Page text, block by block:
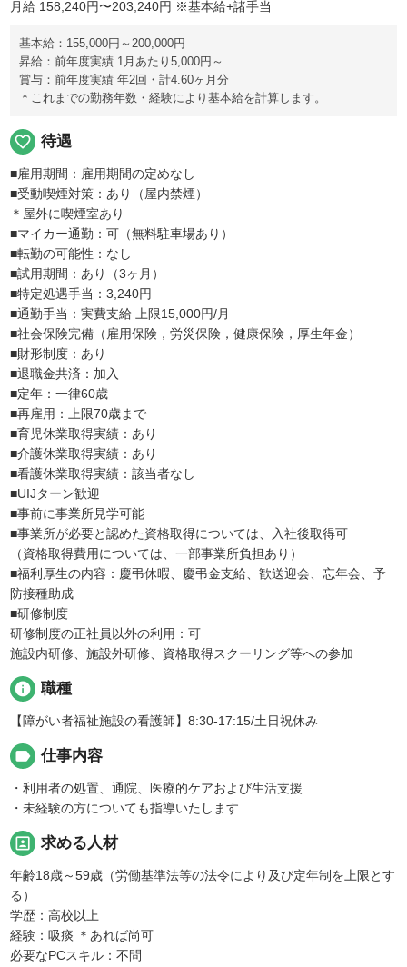
月給 158,240円〜203,240円 ※基本給+諸手当
基本給：155,000円～200,000円
昇給：前年度実績 1月あたり5,000円～
賞与：前年度実績 年2回・計4.60ヶ月分
＊これまでの勤務年数・経験により基本給を計算します。
favorite_border 待遇
■雇用期間：雇用期間の定めなし
■受動喫煙対策：あり（屋内禁煙）
＊屋外に喫煙室あり
■マイカー通勤：可（無料駐車場あり）
■転勤の可能性：なし
■試用期間：あり（3ヶ月）
■特定処遇手当：3,240円
■通勤手当：実費支給 上限15,000円/月
■社会保険完備（雇用保険，労災保険，健康保険，厚生年金）
■財形制度：あり
■退職金共済：加入
■定年：一律60歳
■再雇用：上限70歳まで
■育児休業取得実績：あり
■介護休業取得実績：あり
■看護休業取得実績：該当者なし
■UIJターン歓迎
■事前に事業所見学可能
■事業所が必要と認めた資格取得については、入社後取得可
（資格取得費用については、一部事業所負担あり）
■福利厚生の内容：慶弔休暇、慶弔金支給、歓送迎会、忘年会、予
防接種助成
■研修制度
研修制度の正社員以外の利用：可
施設内研修、施設外研修、資格取得スクーリング等への参加
info 職種
【障がい者福祉施設の看護師】8:30-17:15/土日祝休み
label 仕事内容
・利用者の処置、通院、医療的ケアおよび生活支援
・未経験の方についても指導いたします
portrait 求める人材
年齢18歳～59歳（労働基準法等の法令により及び定年制を上限とす
る）
学歴：高校以上
経験：吸痰 ＊あれば尚可
必要なPCスキル：不問